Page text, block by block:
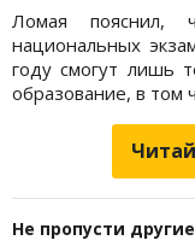
Ломая пояснил,
национальных
году смогут лишь
образование, в том
Не пропусти